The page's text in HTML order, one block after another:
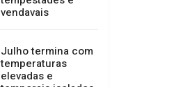
Centro-Oeste têm
vendavais